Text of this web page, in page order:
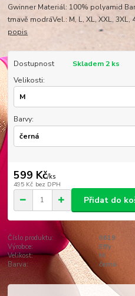
Gwinner Materiál: 100% polyamid
tmavě modráVel.: M, L, XL, XXL,
popis
Dostupnost
Skladem 2 ks
Velikosti:
Barvy:
599 Kč/ks
495 Kč bez DPH
Přidat do
Číslo produktu:
0619
Výrobce:
Effy
Velikost:
M
Barva:
černá